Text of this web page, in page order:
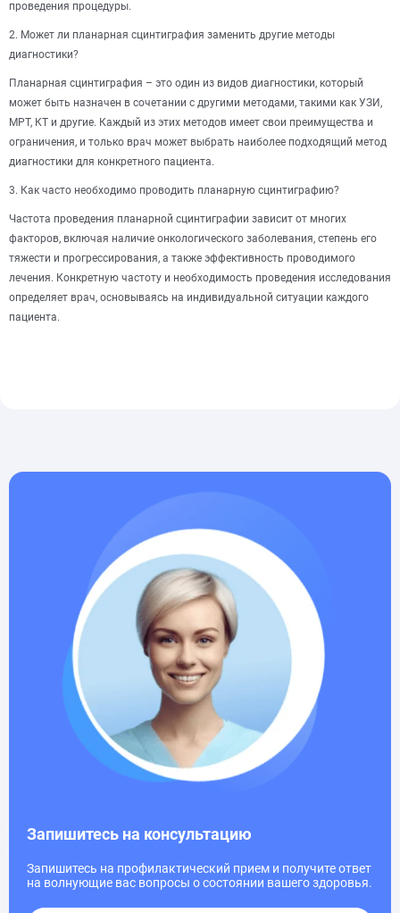
проведения процедуры.
2. Может ли планарная сцинтиграфия заменить другие методы
диагностики?
Планарная сцинтиграфия – это один из видов диагностики, который
может быть назначен в сочетании с другими методами, такими как УЗИ,
МРТ, КТ и другие. Каждый из этих методов имеет свои преимущества и
ограничения, и только врач может выбрать наиболее подходящий метод
диагностики для конкретного пациента.
3. Как часто необходимо проводить планарную сцинтиграфию?
Частота проведения планарной сцинтиграфии зависит от многих
факторов, включая наличие онкологического заболевания, степень его
тяжести и прогрессирования, а также эффективность проводимого
лечения. Конкретную частоту и необходимость проведения исследования
определяет врач, основываясь на индивидуальной ситуации каждого
пациента.
Запишитесь на консультацию
Запишитесь на профилактический прием и получите ответ
на волнующие вас вопросы о состоянии вашего здоровья.